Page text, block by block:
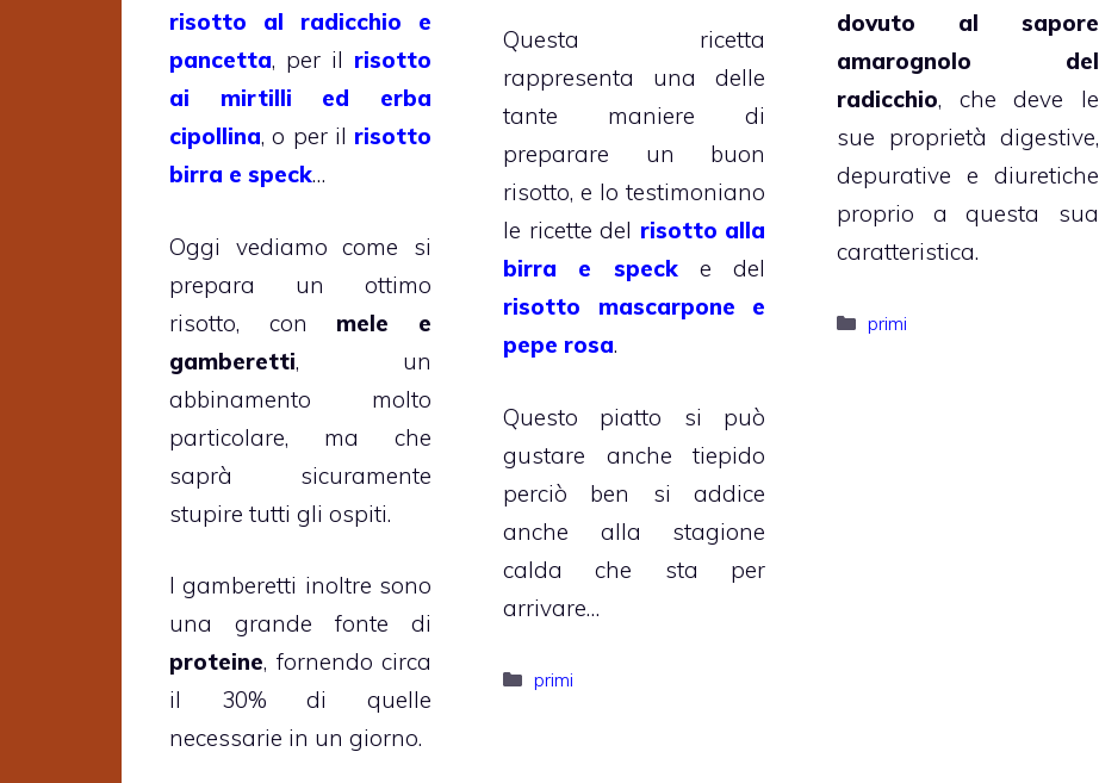
dovuto al sapore
amarognolo del
radicchio, che deve le
sue proprietà digestive,
depurative e diuretiche
proprio a questa sua
caratteristica.
Categorie
primi
risotto al radicchio e
pancetta, per il risotto
ai mirtilli ed erba
cipollina, o per il risotto
birra e speck…
Oggi vediamo come si
prepara un ottimo
risotto, con mele e
gamberetti, un
abbinamento molto
particolare, ma che
saprà sicuramente
stupire tutti gli ospiti.
I gamberetti inoltre sono
una grande fonte di
proteine, fornendo circa
il 30% di quelle
necessarie in un giorno.
Questa ricetta
rappresenta una delle
tante maniere di
preparare un buon
risotto, e lo testimoniano
le ricette del risotto alla
birra e specke del
risotto mascarpone e
pepe rosa.
Questo piatto si può
gustare anche tiepido
perciò ben si addice
anche alla stagione
calda che sta per
arrivare…
Categorie
primi